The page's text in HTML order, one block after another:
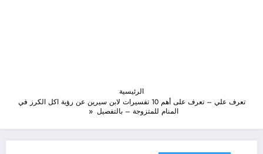
الرئيسية
تعرف علي – تعرف على أهم 10 تفسيرات لابن سيرين عن رؤية اكل الكرز في
المنام للمتزوجة – بالتفصيل